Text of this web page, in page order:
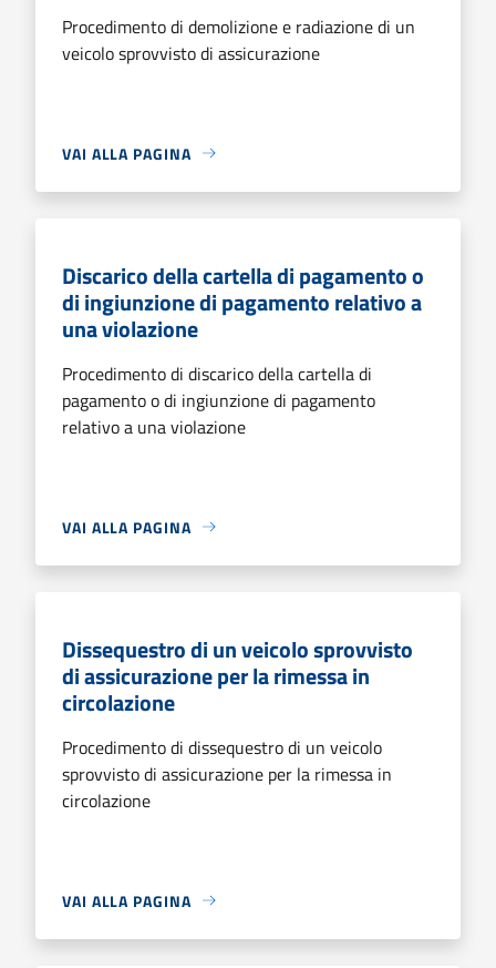
Procedimento di demolizione e radiazione di un
veicolo sprovvisto di assicurazione
VAI ALLA PAGINA
Discarico della cartella di pagamento o
di ingiunzione di pagamento relativo a
una violazione
Procedimento di discarico della cartella di
pagamento o di ingiunzione di pagamento
relativo a una violazione
VAI ALLA PAGINA
Dissequestro di un veicolo sprovvisto
di assicurazione per la rimessa in
circolazione
Procedimento di dissequestro di un veicolo
sprovvisto di assicurazione per la rimessa in
circolazione
VAI ALLA PAGINA